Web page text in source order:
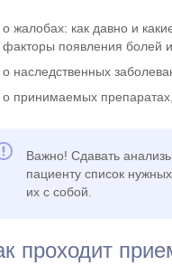
о жалобах: как давно и
факторы появления болей
о наследственных
о принимаемых
Важно! Сдавать
пациенту список
их с собой.
проходит